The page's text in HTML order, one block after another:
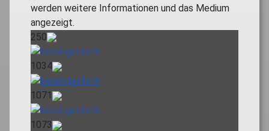
werden weitere Informationen und das Medium
angezeigt.
250
1034
1071
1073